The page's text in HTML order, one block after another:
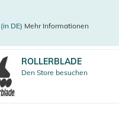
(in DE) Mehr Informationen
ROLLERBLADE
Den Store besuchen